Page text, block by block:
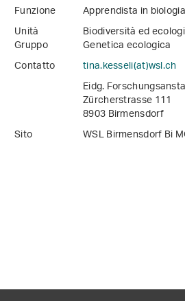
Funzione
Apprendista in biologia
Unità
Biodiversità ed
Gruppo
Genetica ecologica
Contatto
tina.kesseli(at)wsl.ch
Eidg.
Zürcherstrasse 111
8903 Birmensdorf
Sito
WSL Birmensdorf Bi